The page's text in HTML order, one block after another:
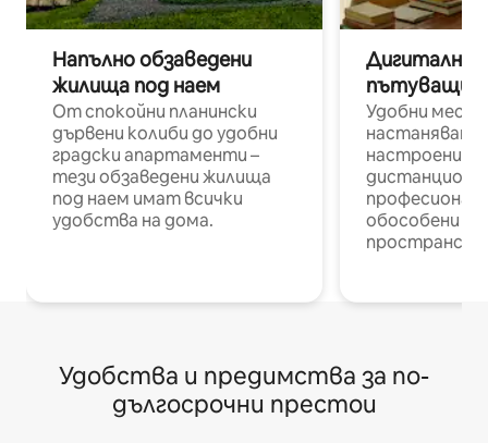
Напълно обзаведени
жилища под наем
От спокойни планински
дървени колиби до удобни
градски апартаменти –
тези обзаведени жилища
под наем имат всички
удобства на дома.
Дигитални
пътуващи
Удобни
настаняване
настроени и
обособени
Удобства и предимства за по-
дългосрочни престои